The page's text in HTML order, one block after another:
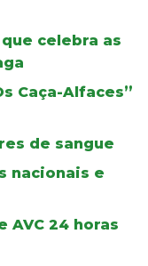
celebra as
Caça-Alfaces”
de sangue
nacionais e
AVC 24 horas